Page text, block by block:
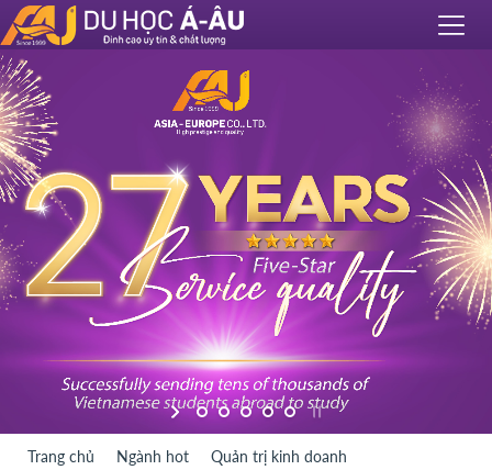
Trang chủ Ngành hot Quản trị kinh doanh